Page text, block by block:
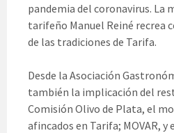
pandemia del coronavirus. La
tarifeño Manuel Reiné recrea
de las tradiciones de Tarifa.
Desde la Asociación
también la implicación del
Comisión Olivo de Plata, el
afincados en Tarifa; MOVAR,